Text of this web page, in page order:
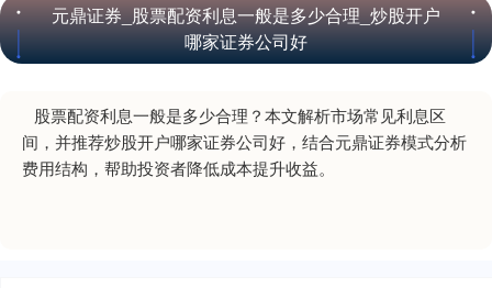
元鼎证券_股票配资利息一般是多少合理_炒股开户
哪家证券公司好
股票配资利息一般是多少合理？本文解析市场常见利息区
间，并推荐炒股开户哪家证券公司好，结合元鼎证券模式分析
费用结构，帮助投资者降低成本提升收益。